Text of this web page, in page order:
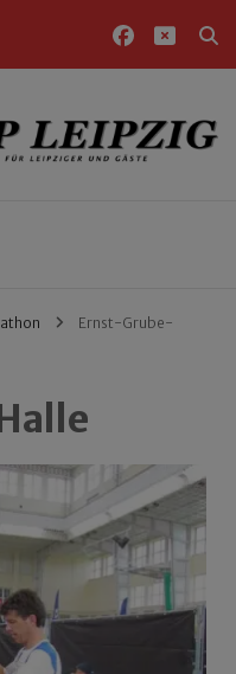
und Gäste
Ernst-Grube-